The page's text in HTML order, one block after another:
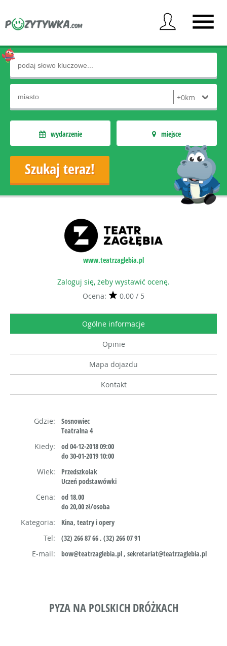
wydarzenie miejsce
www.teatrzaglebia.pl
Zaloguj się, żeby wystawić ocenę.
Ocena:
0.00 / 5
Ogólne informacje
Opinie
Mapa dojazdu
Kontakt
Gdzie:
Sosnowiec
Teatralna 4
Kiedy:
od 04-12-2018 09:00
do 30-01-2019 10:00
Wiek:
Przedszkolak
Uczeń podstawówki
Cena:
od 18,00
do 20,00 zł/osoba
Kategoria:
Kina, teatry i opery
Tel:
(32) 266 87 66 , (32) 266 07 91
E-mail:
bow@teatrzaglebia.pl , sekretariat@teatrzaglebia.pl
PYZA NA POLSKICH DRÓŻKACH